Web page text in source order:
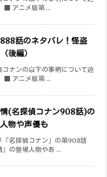
■ アニメ版第 ...
話のネタバレ！怪盗
後編）
コナンの以下の事柄について迫
■ アニメ版第 ...
(名探偵コナン908話)の
物や声優も
「名探偵コナン」の第908話
」の登場人物やあ ...